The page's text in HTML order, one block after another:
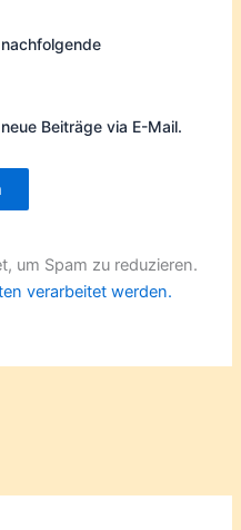
Beiträge via E-Mail.
um Spam zu reduzieren.
verarbeitet werden.